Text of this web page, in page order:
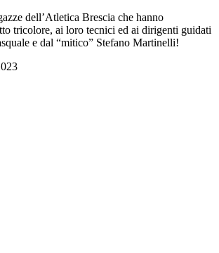
dell’Atletica Brescia che hanno
tricolore, ai loro tecnici ed ai dirigenti guidati
e dal “mitico” Stefano Martinelli!